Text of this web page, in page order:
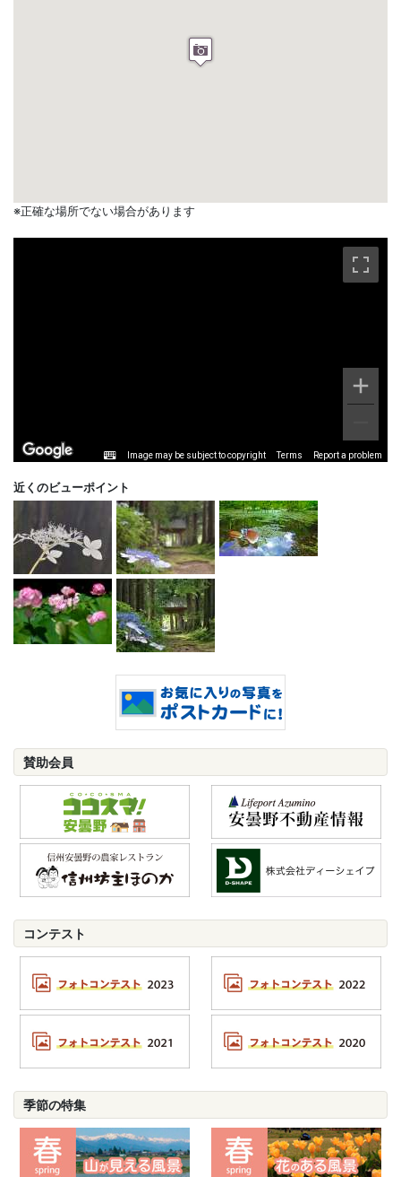
※正確な場所でない場合があります
Image may be subject to copyright Terms Report a problem
近くのビューポイント
賛助会員
コンテスト
季節の特集